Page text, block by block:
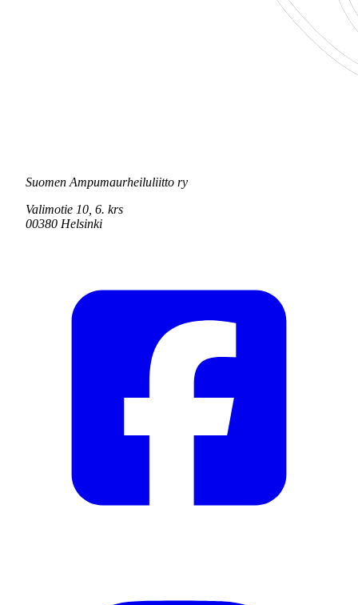
Suomen Ampumaurheiluliitto ry
Valimotie 10, 6. krs
00380 Helsinki